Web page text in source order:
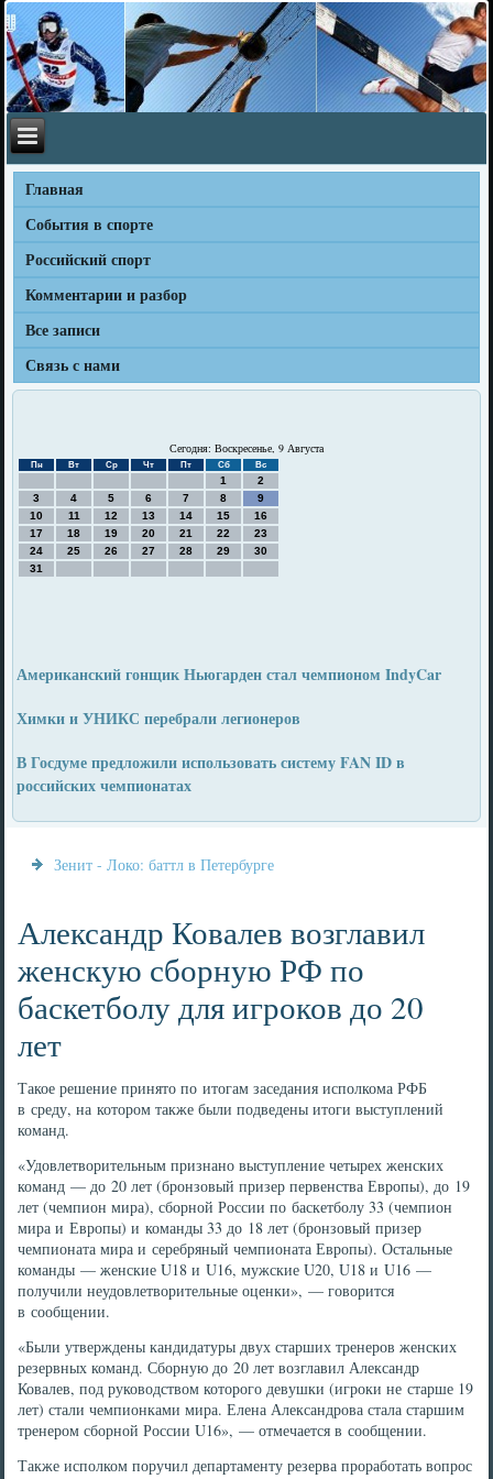
Главная
События в спорте
Российский спорт
Комментарии и разбор
Все записи
Связь с нами
Сегодня: Воскресенье, 9 Августа
Пн Вт Ср Чт Пт Сб Вс
1
2
3
4 5 6 7 8
9
10
11 12 13 14 15
16
17
18 19 20 21 22
23
24
25 26 27 28 29
30
31
Американский гонщик Ньюгарден стал чемпионом IndyCar
Химки и УНИКС перебрали легионеров
В Госдуме предложили использовать систему FAN ID в
российских чемпионатах
Зенит - Локо: баттл в Петербурге
Александр Ковалев возглавил
женскую сборную РФ по
баскетболу для игроков до 20
лет
Такое решение принято по итогам заседания исполкома РФБ
в среду, на котором также были подведены итоги выступлений
команд.
«Удовлетворительным признано выступление четырех женских
команд — до 20 лет (бронзовый призер первенства Европы), до 19
лет (чемпион мира), сборной России по баскетболу 33 (чемпион
мира и Европы) и команды 33 до 18 лет (бронзовый призер
чемпионата мира и серебряный чемпионата Европы). Остальные
команды — женские U18 и U16, мужские U20, U18 и U16 —
получили неудовлетворительные оценки», — говорится
в сообщении.
«Были утверждены кандидатуры двух старших тренеров женских
резервных команд. Сборную до 20 лет возглавил Александр
Ковалев, под руководством которого девушки (игроки не старше 19
лет) стали чемпионками мира. Елена Александрова стала старшим
тренером сборной России U16», — отмечается в сообщении.
Также исполком поручил департаменту резерва проработать вопрос